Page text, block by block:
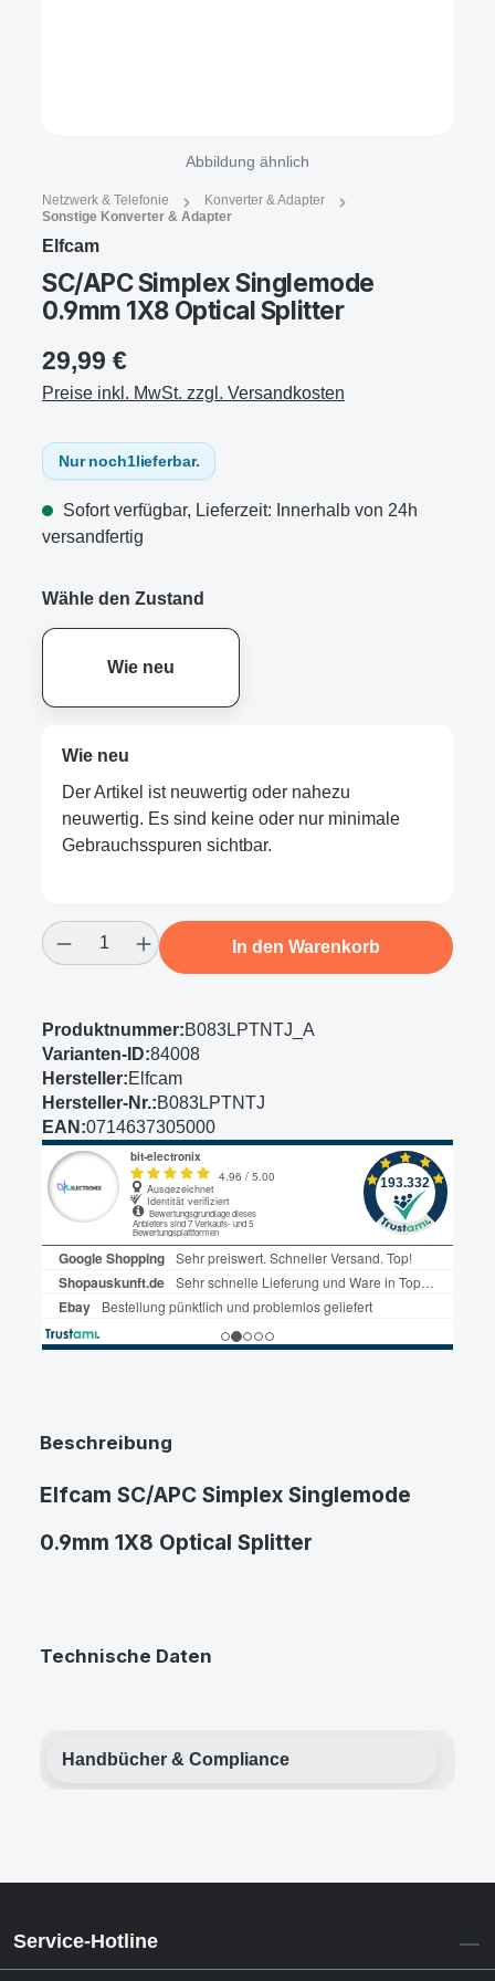
Abbildung ähnlich
Netzwerk & Telefonie
Konverter & Adapter
Sonstige Konverter & Adapter
Elfcam
SC/APC Simplex Singlemode
0.9mm 1X8 Optical Splitter
29,99 €
Preise inkl. MwSt. zzgl. Versandkosten
Nur noch1lieferbar.
Sofort verfügbar, Lieferzeit: Innerhalb von 24h
versandfertig
Wähle den Zustand
Wie neu
Wie neu
Der Artikel ist neuwertig oder nahezu
neuwertig. Es sind keine oder nur minimale
Gebrauchsspuren sichtbar.
Produkt Anzahl: Gib den gewünschten
In den Warenkorb
Produktnummer:B083LPTNTJ_A
Varianten-ID:84008
Hersteller:Elfcam
Hersteller-Nr.:B083LPTNTJ
EAN:0714637305000
Beschreibung
Elfcam SC/APC Simplex Singlemode
0.9mm 1X8 Optical Splitter
Technische Daten
Handbücher & Compliance
Service-Hotline